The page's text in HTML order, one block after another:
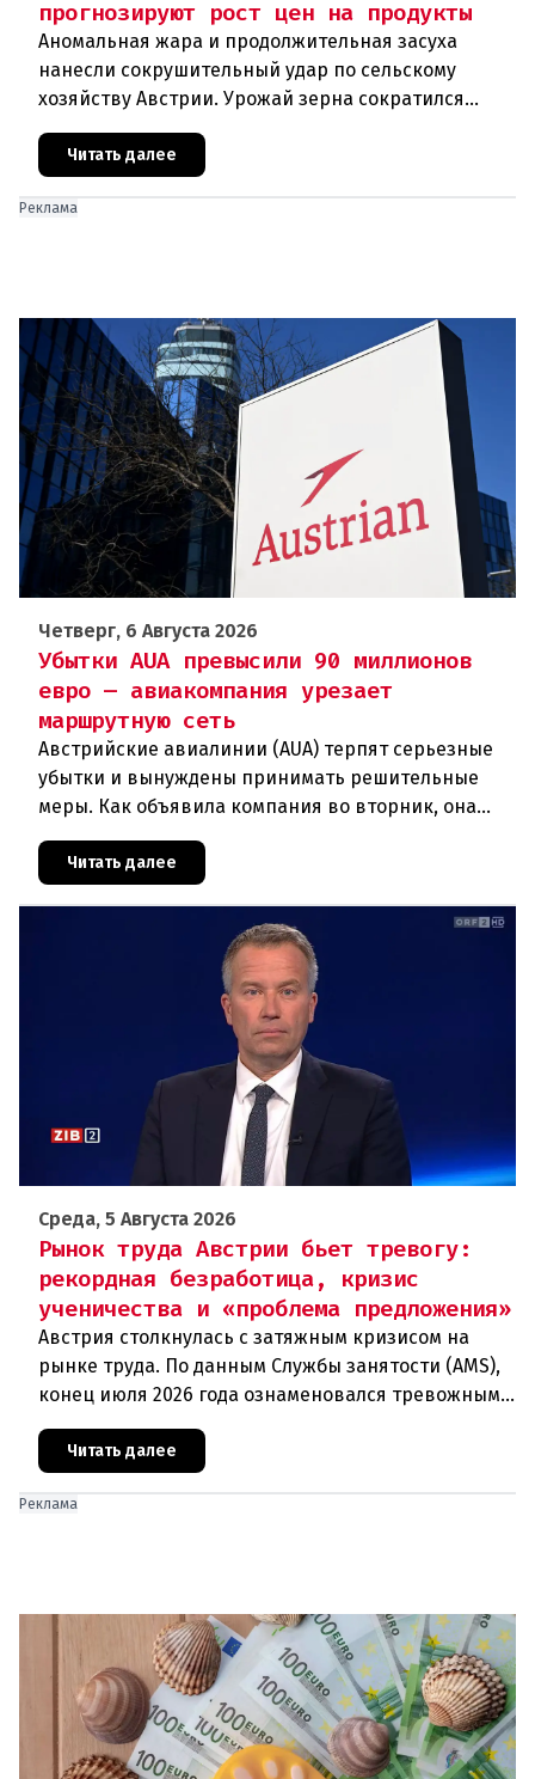
прогнозируют рост цен на продукты
Аномальная жара и продолжительная засуха
нанесли сокрушительный удар по сельскому
хозяйству Австрии. Урожай зерна сократился
потери достигают 80 процентов.
Читать далее
Реклама
Четверг, 6 Августа 2026
Убытки AUA превысили 90 миллионов
евро — авиакомпания урезает
маршрутную сеть
Австрийские авиалинии (AUA) терпят серьезные
убытки и вынуждены принимать решительные
меры. Как объявила компания во вторник, она
Грац.Причиной столь жесткой экономии
Читать далее
Среда, 5 Августа 2026
Рынок труда Австрии бьет тревогу:
рекордная безработица, кризис
ученичества и «проблема предложения»
Австрия столкнулась с затяжным кризисом на
рынке труда. По данным Службы занятости (AMS),
конец июля 2026 года ознаменовался тревожными
зарегистрированы как безрабо
Читать далее
Реклама